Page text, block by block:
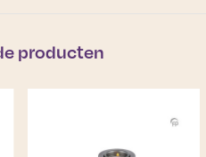
producten